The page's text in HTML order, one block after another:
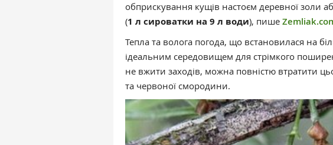
обприскування кущів настоєм деревної золи
(1 л сироватки на 9 л води), пише
Тепла та волога погода, що встановилася на
ідеальним середовищем для стрімкого
не вжити заходів, можна повністю втратити
та червоної смородини.